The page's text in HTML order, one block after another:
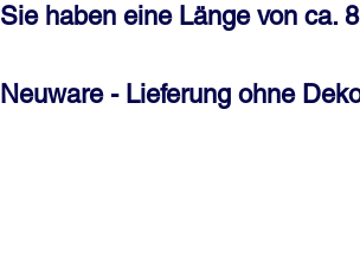
Sie haben eine Länge von ca.
Neuware - Lieferung ohne